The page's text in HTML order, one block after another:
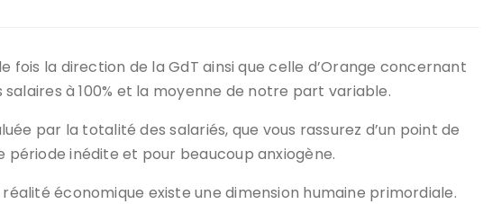
fois la direction de la GdT ainsi que celle d’Orange concernant
à 100% et la moyenne de notre part variable.
par la totalité des salariés, que vous rassurez d’un point de
inédite et pour beaucoup anxiogène.
économique existe une dimension humaine primordiale.